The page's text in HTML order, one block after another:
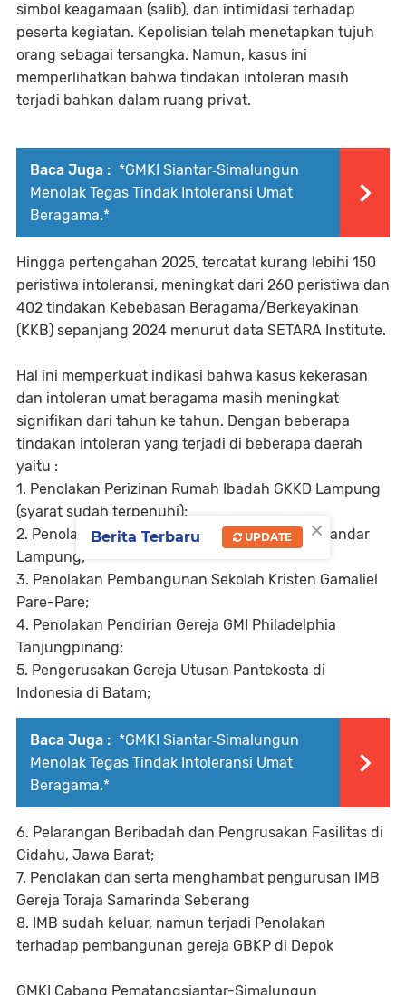
simbol keagamaan (salib), dan intimidasi terhadap
peserta kegiatan. Kepolisian telah menetapkan tujuh
orang sebagai tersangka. Namun, kasus ini
memperlihatkan bahwa tindakan intoleran masih
terjadi bahkan dalam ruang privat.
Baca Juga : *GMKI Siantar‑Simalungun
Menolak Tegas Tindak Intoleransi Umat
Beragama.*
Hingga pertengahan 2025, tercatat kurang lebihi 150
peristiwa intoleransi, meningkat dari 260 peristiwa dan
402 tindakan Kebebasan Beragama/Berkeyakinan
(KKB) sepanjang 2024 menurut data SETARA Institute.
Hal ini memperkuat indikasi bahwa kasus kekerasan
dan intoleran umat beragama masih meningkat
signifikan dari tahun ke tahun. Dengan beberapa
tindakan intoleran yang terjadi di beberapa daerah
yaitu :
1. Penolakan Perizinan Rumah Ibadah GKKD Lampung
(syarat sudah terpenuhi);
2. Penolakan untuk merenovasi Gereja GKPA Bandar
Lampung;
3. Penolakan Pembangunan Sekolah Kristen Gamaliel
Pare-Pare;
4. Penolakan Pendirian Gereja GMI Philadelphia
Tanjungpinang;
5. Pengerusakan Gereja Utusan Pantekosta di
Indonesia di Batam;
Baca Juga : *GMKI Siantar‑Simalungun
Menolak Tegas Tindak Intoleransi Umat
Beragama.*
6. Pelarangan Beribadah dan Pengrusakan Fasilitas di
Cidahu, Jawa Barat;
7. ⁠Penolakan dan serta menghambat pengurusan IMB
Gereja Toraja Samarinda Seberang
8. IMB sudah keluar, namun terjadi Penolakan
terhadap pembangunan gereja GBKP di Depok
GMKI Cabang Pematangsiantar-Simalungun
×
Berita Terbaru UPDATE